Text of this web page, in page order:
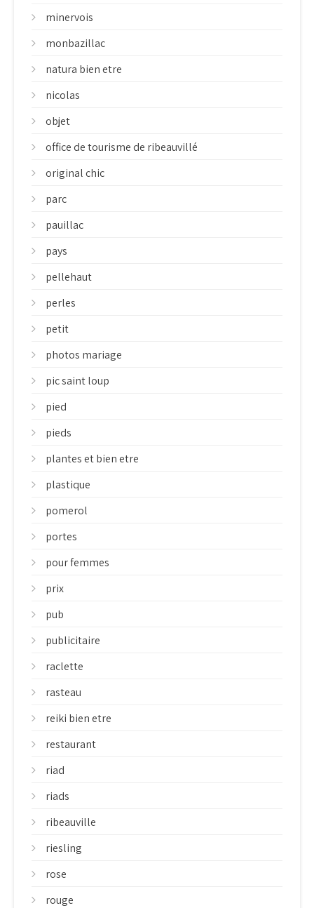
minervois
monbazillac
natura bien etre
nicolas
objet
office de tourisme de ribeauvillé
original chic
parc
pauillac
pays
pellehaut
perles
petit
photos mariage
pic saint loup
pied
pieds
plantes et bien etre
plastique
pomerol
portes
pour femmes
prix
pub
publicitaire
raclette
rasteau
reiki bien etre
restaurant
riad
riads
ribeauville
riesling
rose
rouge